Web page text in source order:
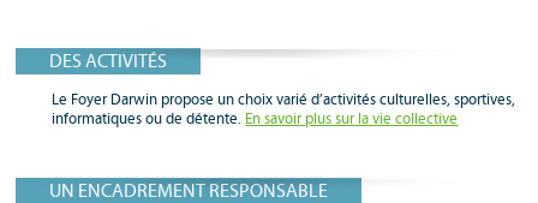
DES ACTIVITÉS
Le Foyer Darwin propose un choix varié d’activités culturelles, sportives,
informatiques ou de détente. En savoir plus sur la vie collective
UN ENCADREMENT RESPONSABLE